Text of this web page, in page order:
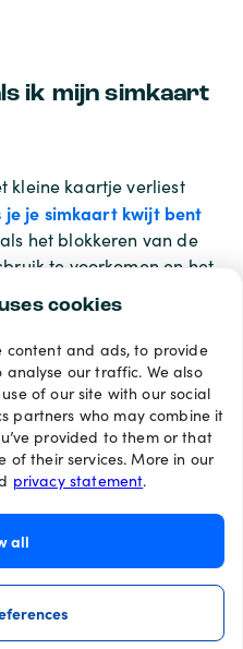
cookies
content and ads, to provide
our traffic. We also
of our site with our social
partners who may combine it
provided to them or that
of their services. More in our
privacy statement.
all
ik mijn simkaart
kleine kaartje verliest
je je simkaart kwijt bent
het blokkeren van de
te voorkomen en het
exemplaar.